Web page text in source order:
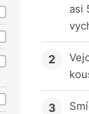
asi